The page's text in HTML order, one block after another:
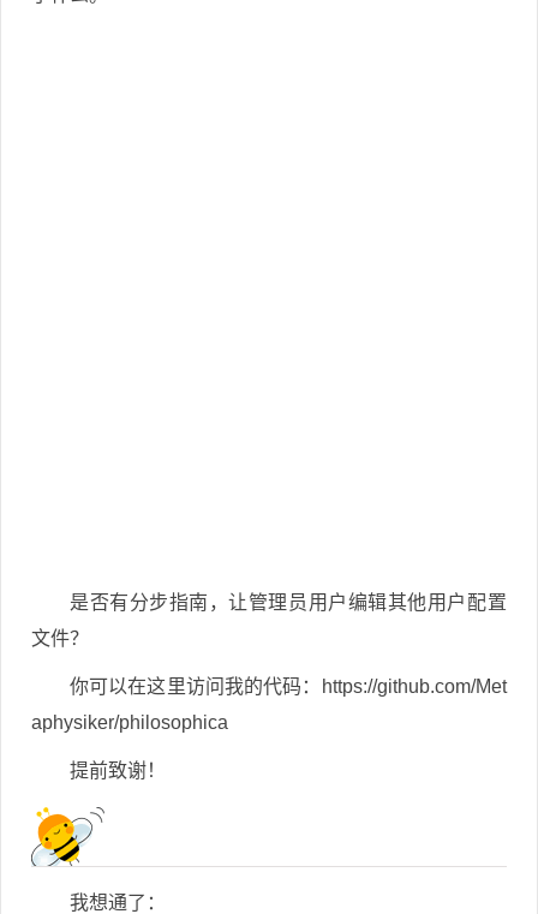
是否有分步指南，让管理员用户编辑其他用户配置
文件？
你可以在这里访问我的代码：https://github.com/Met
aphysiker/philosophica
提前致谢！
我想通了：